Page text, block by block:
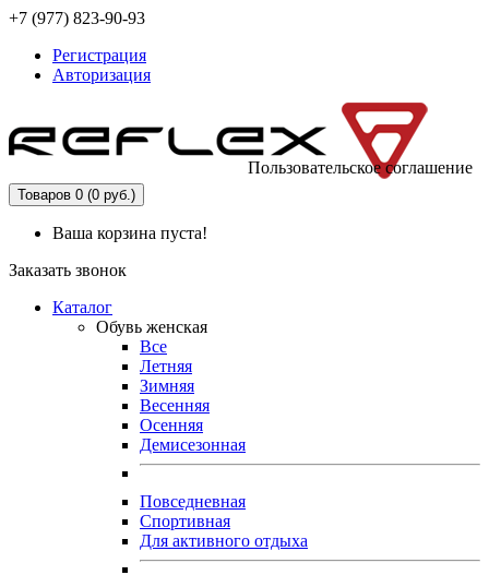
+7 (977) 823-90-93
Регистрация
Авторизация
Товаров 0 (0 руб.)
Ваша корзина пуста!
Заказать звонок
Каталог
Обувь женская
Все
Летняя
Зимняя
Весенняя
Осенняя
Демисезонная
Повседневная
Спортивная
Для активного отдыха
Пользовательское соглашение